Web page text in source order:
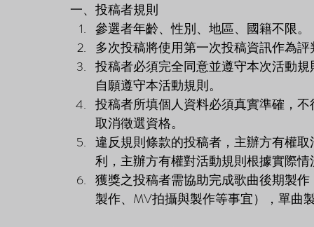
一、投稿者規則
參選者年齡、性別、地區、國籍不限。
多次投稿將使用第一次投稿資訊作為評
投稿者必須完全同意並遵守本次活動
自願遵守本活動規則。
投稿者所填個人資料必須真實準確，
取消徵選資格。
違反規則條款的投稿者，主辦方有權
利，主辦方有權對活動規則根據實際
獲獎之投稿者需協助完成歌曲後期製
製作、MV拍攝與製作等事宜），單曲